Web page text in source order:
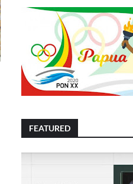
FEATURED